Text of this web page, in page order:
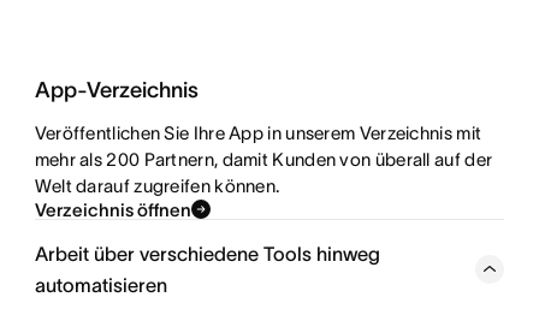
App-Verzeichnis
Veröffentlichen Sie Ihre App in unserem Verzeichnis mit
mehr als 200 Partnern, damit Kunden von überall auf der
Welt darauf zugreifen können.
Verzeichnis öffnen
Arbeit über verschiedene Tools hinweg
automatisieren